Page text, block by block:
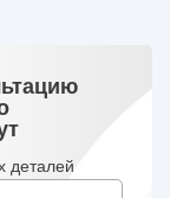
деталей